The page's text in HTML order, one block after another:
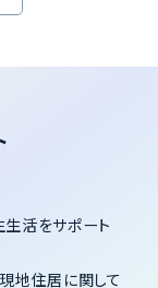
活をサポート
地住居に関して